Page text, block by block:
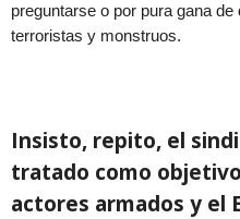
preguntarse o por pura gana
terroristas y monstruos.
Insisto, repito, el
tratado como
actores armados y el